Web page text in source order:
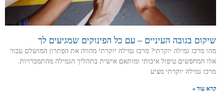
שיקום בגובה העיניים – עם כל הפינוקים שמגיעים לך
מהו מרכז גמילה יוקרתי? מרכז גמילה יוקרתי מהווה את הפתרון המושלם עבור
אלו המחפשים טיפול איכותי ומותאם אישית בתהליך הגמילה מהתמכרויות.
מרכז גמילה יוקרתי מציע
קרא עוד »